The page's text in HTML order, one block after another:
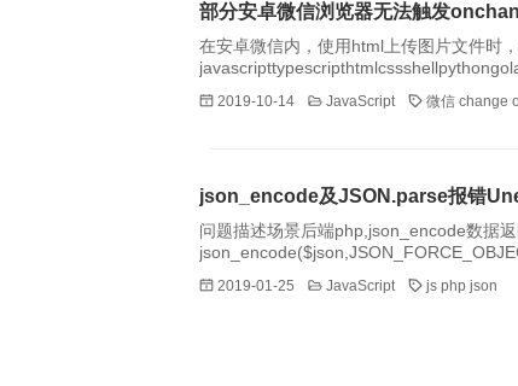
部分安卓微信浏览器无法触发
在安卓微信内，使用html上传图片文件时，会
2019-10-14 JavaScript 微信 change
json_encode及JSON.parse报错
问题描述场景后端php,json_encode数据
2019-01-25 JavaScript js php json